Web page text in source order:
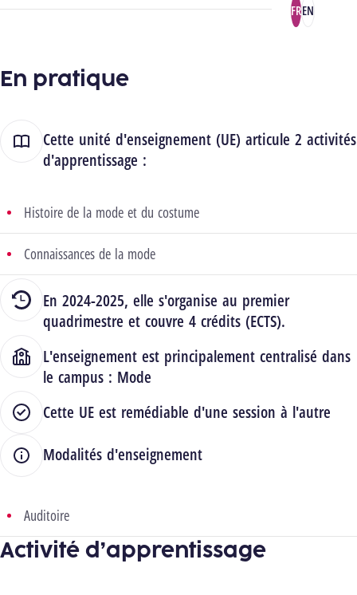
FREN
En pratique
Cette unité d'enseignement (UE) articule 2 activités
d'apprentissage :
Histoire de la mode et du costume
Connaissances de la mode
En 2024-2025, elle s'organise au premier
quadrimestre et couvre 4 crédits (ECTS).
L'enseignement est principalement centralisé dans
le campus : Mode
Cette UE est remédiable d'une session à l'autre
Modalités d'enseignement
Auditoire
Activité d’apprentissage